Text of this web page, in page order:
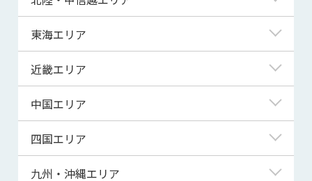
宮城県
秋田県
山形県
神奈川県
埼玉県
千葉県
茨城県
群馬県
新潟県
富山県
福井県
山梨県
東海エリア
岐阜県
静岡県
三重県
近畿エリア
滋賀県
京都府
大阪府
中国エリア
鳥取県
島根県
四国エリア
徳島県
九州・沖縄エリア